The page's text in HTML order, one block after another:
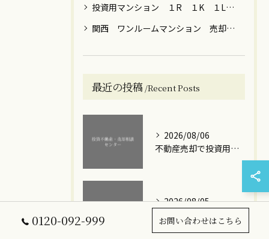
投資用マンション １R １K １LDK 節税 年金 保険 女性向け 売却 贈与 大阪 京都 神戸 東京都内 川崎 横浜
関西 ワンルームマンション 売却 築年数 ローン
最近の投稿 Recent Posts
2026/08/06
不動産売却で投資用ワンルームマンションを高額で手放すための実践ステップと損失回避のポイント
2026/08/05
0120-092-999 お問い合わせはこちら